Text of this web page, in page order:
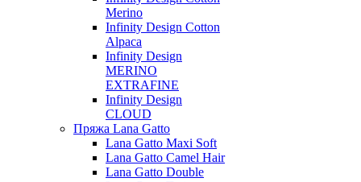
Merino
Infinity Design Cotton
Alpaca
Infinity Design
MERINO
EXTRAFINE
Infinity Design
CLOUD
Пряжа Lana Gatto
Lana Gatto Maxi Soft
Lana Gatto Camel Hair
Lana Gatto Double